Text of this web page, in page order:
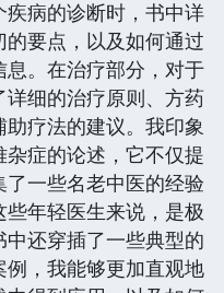
病的诊断时，书中详
要点，以及如何通过
。在治疗部分，对于
细的治疗原则、方药
疗法的建议。我印象
症的论述，它不仅提
一些名老中医的经验
年轻医生来说，是极
还穿插了一些典型的
，我能够更加直观地